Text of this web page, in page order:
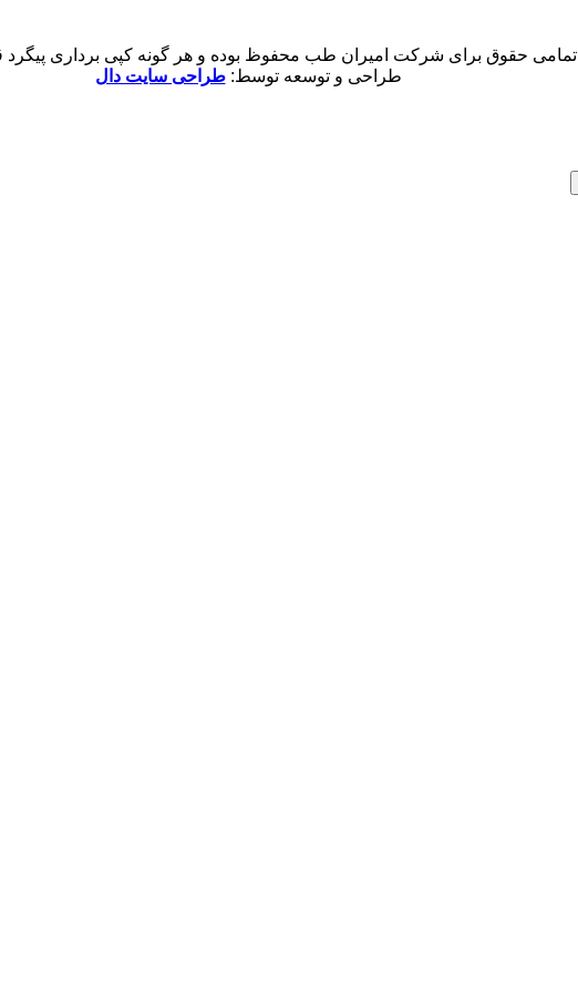
تمامی حقوق برای شرکت امیران طب محفوظ بوده و هر گونه کپی برداری پیگرد
طراحی و توسعه توسط:طراحی سایت دال